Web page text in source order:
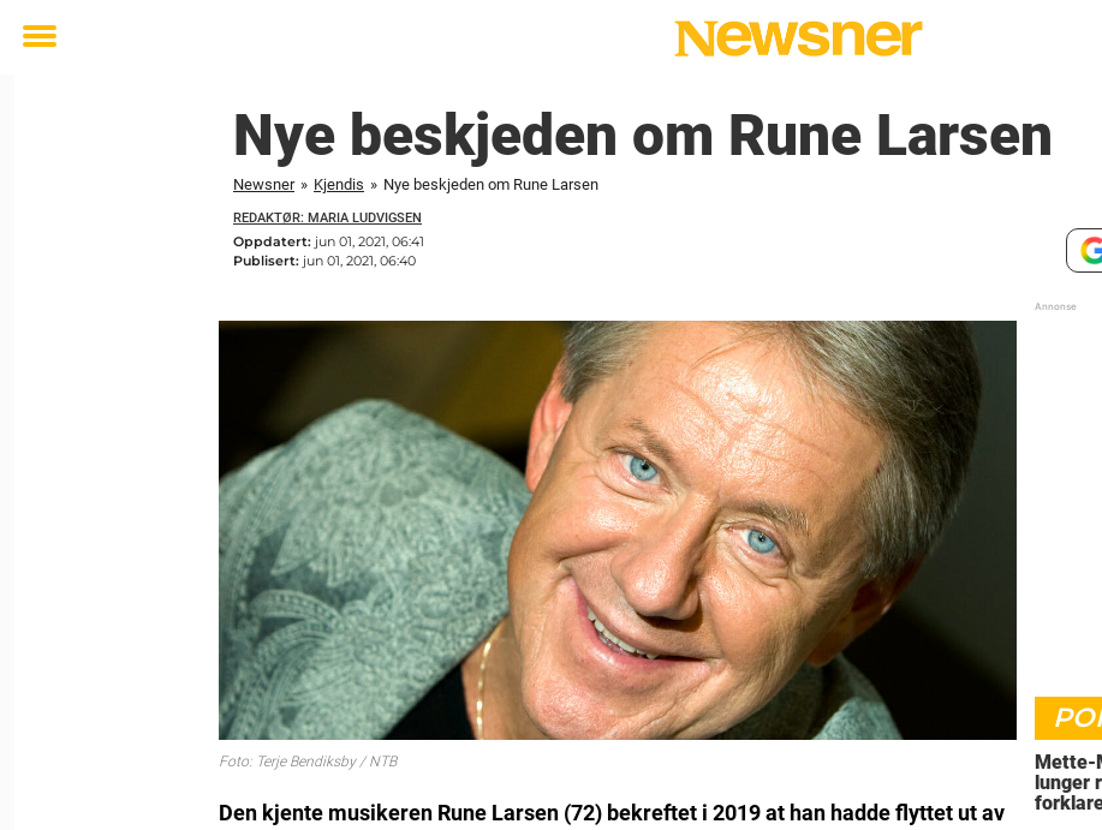
Toggle
Nye beskjeden om Rune Larsen
Newsner » Kjendis » Nye beskjeden om Rune Larsen
REDAKTØR: MARIA LUDVIGSEN
Oppdatert: jun 01, 2021, 06:41
Publisert: jun 01, 2021, 06:40
Foto: Terje Bendiksby / NTB
Den kjente musikeren Rune Larsen (72) bekreftet i 2019 at han hadde flyttet ut av
Mette-
lunger